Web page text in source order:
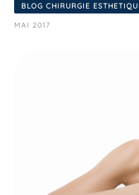
BLOG CHIRURGIE
MAI 2017